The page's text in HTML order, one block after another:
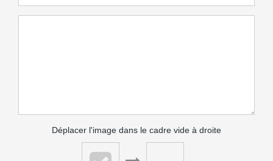
Déplacer l'image dans le cadre vide à droite